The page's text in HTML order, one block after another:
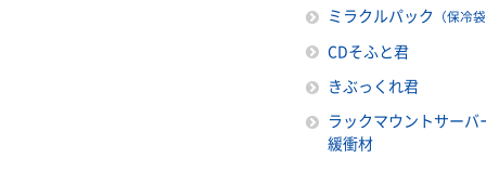
ミラクルパック （保冷袋
CDそふと君
きぶっくれ君
ラックマウントサーバ
緩衝材